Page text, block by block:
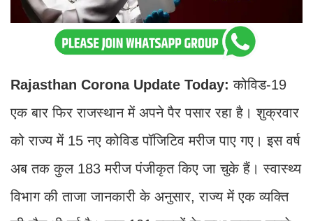
Rajasthan Corona Update Today:कोविड-19
एक बार फिर राजस्थान में अपने पैर पसार रहा है। शुक्रवार
को राज्य में 15 नए कोविड पॉजिटिव मरीज पाए गए। इस वर्ष
अब तक कुल 183 मरीज पंजीकृत किए जा चुके हैं। स्वास्थ्य
विभाग की ताजा जानकारी के अनुसार, राज्य में एक व्यक्ति